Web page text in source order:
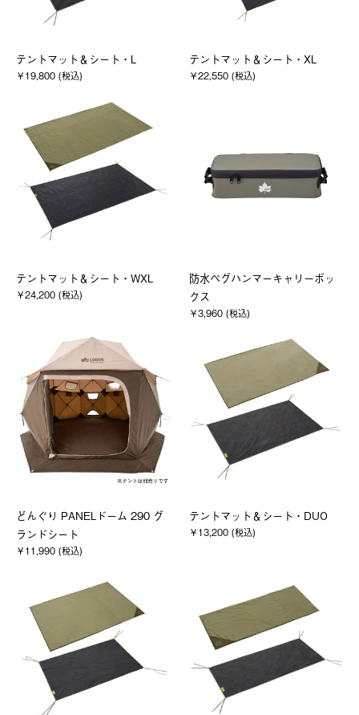
テントマット＆シート・L
￥19,800 (税込)
テントマット＆シート・XL
￥22,550 (税込)
テントマット＆シート・WXL
￥24,200 (税込)
防水ペグハンマーキャリーボッ
クス
￥3,960 (税込)
どんぐり PANELドーム 290 グ
ランドシート
￥11,990 (税込)
テントマット＆シート・DUO
￥13,200 (税込)